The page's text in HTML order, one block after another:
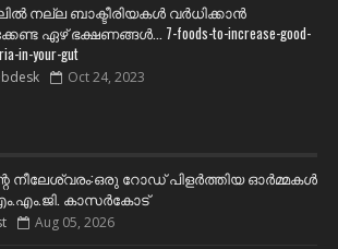
നല്ല ബാക്ടീരിയകൾ വര്‍ധിക്കാന്‍
ഏഴ് ഭക്ഷണങ്ങള്‍... 7-foods-to-increase-good-
in-your-gut
Oct 24, 2023
നീലേശ്വരം:ഒരു റോഡ് പിളർത്തിയ ഓർമ്മകൾ
കാസർകോട്
Aug 05, 2026